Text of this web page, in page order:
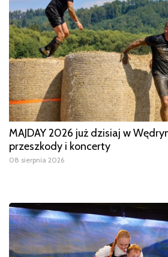
MAJDAY 2026 już dzisiaj w
przeszkody i koncerty
08 sierpnia 2026